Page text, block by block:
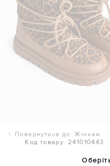
Повернутися до: Жінкам
Код товару: 241010443